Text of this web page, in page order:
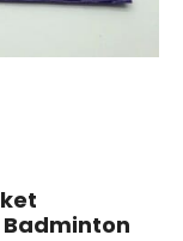
Badminton